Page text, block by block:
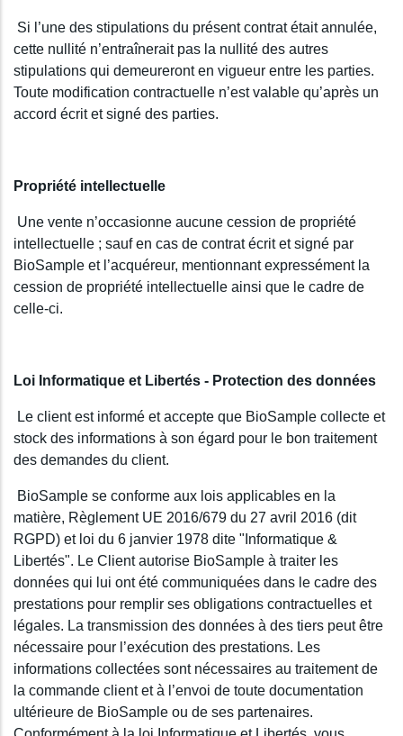
Si l’une des stipulations du présent contrat était annulée,
cette nullité n’entraînerait pas la nullité des autres
stipulations qui demeureront en vigueur entre les parties.
Toute modification contractuelle n’est valable qu’après un
accord écrit et signé des parties.
Propriété intellectuelle
Une vente n’occasionne aucune cession de propriété
intellectuelle ; sauf en cas de contrat écrit et signé par
BioSample et l’acquéreur, mentionnant expressément la
cession de propriété intellectuelle ainsi que le cadre de
celle-ci.
Loi Informatique et Libertés - Protection des données
Le client est informé et accepte que BioSample collecte et
stock des informations à son égard pour le bon traitement
des demandes du client.
BioSample se conforme aux lois applicables en la
matière, Règlement UE 2016/679 du 27 avril 2016 (dit
RGPD) et loi du 6 janvier 1978 dite "Informatique &
Libertés". Le Client autorise BioSample à traiter les
données qui lui ont été communiquées dans le cadre des
prestations pour remplir ses obligations contractuelles et
légales. La transmission des données à des tiers peut être
nécessaire pour l’exécution des prestations. Les
informations collectées sont nécessaires au traitement de
la commande client et à l’envoi de toute documentation
ultérieure de BioSample ou de ses partenaires.